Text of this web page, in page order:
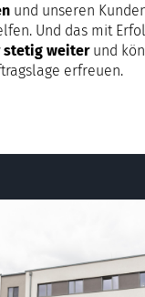
und unseren
Und das mit
stetig weiter und
erfreuen.